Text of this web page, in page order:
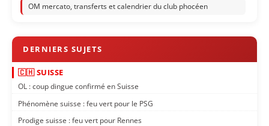
OM mercato, transferts et calendrier du club phocéen
🇨🇭 SUISSE
OL : coup dingue confirmé en Suisse
Phénomène suisse : feu vert pour le PSG
Prodige suisse : feu vert pour Rennes